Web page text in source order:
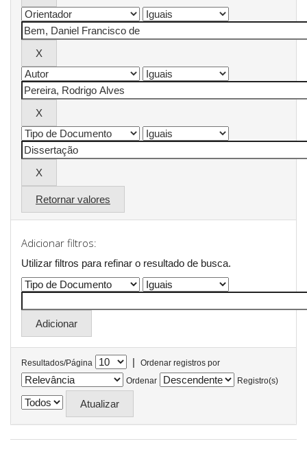
Retornar valores
Adicionar filtros:
Utilizar filtros para refinar o resultado de busca.
Resultados/Página |
Ordenar registros por
Ordenar
Registro(s)